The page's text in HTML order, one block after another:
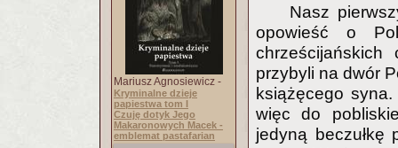
Mariusz Agnosiewicz -
Kryminalne dzieje
papiestwa tom I
Czuję dotyk Jego
Makaronowych Macek -
emblemat pastafarian
Nasz
opowieść o
chrześcijańskich
przybyli na dwór
książęcego
więc do
jedyną beczułkę